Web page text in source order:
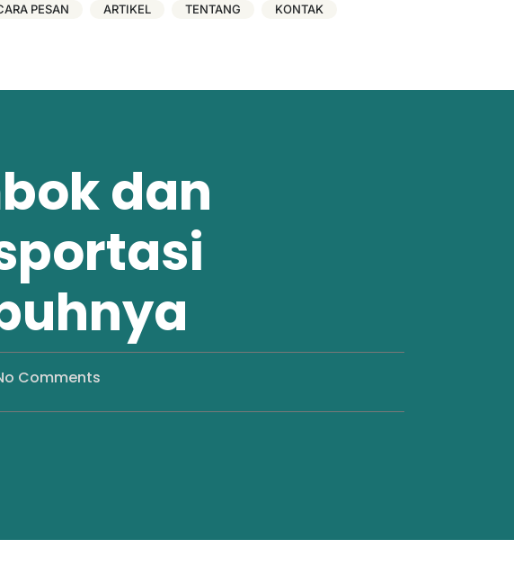
PESAN ARTIKEL TENTANG KONTAK
dan
Comments